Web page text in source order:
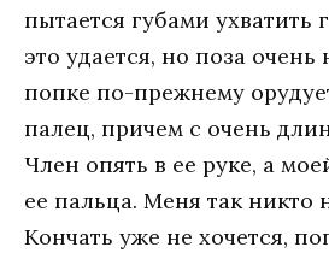
пытается губами ухватить
это удается, но поза очень
попке по-прежнему
палец, причем с очень
Член опять в ее руке, а
ее пальца. Меня так никто
Кончать уже не хочется,